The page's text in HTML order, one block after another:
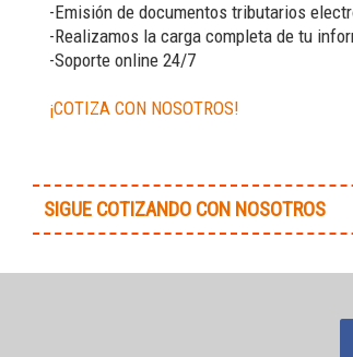
-Emisión de documentos tributarios
-Realizamos la carga completa de tu
-Soporte online 24/7
¡COTIZA CON NOSOTROS!
SIGUE COTIZANDO CON NOSOTROS